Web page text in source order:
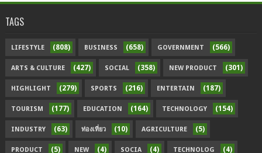
TAGS
LIFESTYLE (808) BUSINESS (658) GOVERNMENT (566)
ARTS & CULTURE (427) SOCIAL (358) NEW PRODUCT (301)
HIGHLIGHT (279) SPORTS (216) ENTERTAIN (187)
TOURISM (177) EDUCATION (164) TECHNOLOGY (154)
INDUSTRY (63) ท่องเที่ยว (10) AGRICULTURE (5)
PRODUCT (5) NEW (4) SOCIA (4) TECHNOLOG (4)